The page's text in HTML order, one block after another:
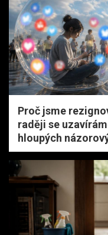
Proč jsme
raději se
hloupých